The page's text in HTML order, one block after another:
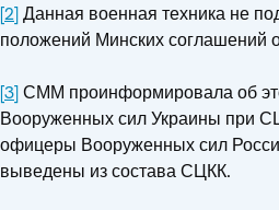
[2]Данная военная техника не
положений Минских соглашений
[3]СММ проинформировала об
Вооруженных сил Украины при
офицеры Вооруженных сил
выведены из состава СЦКК.